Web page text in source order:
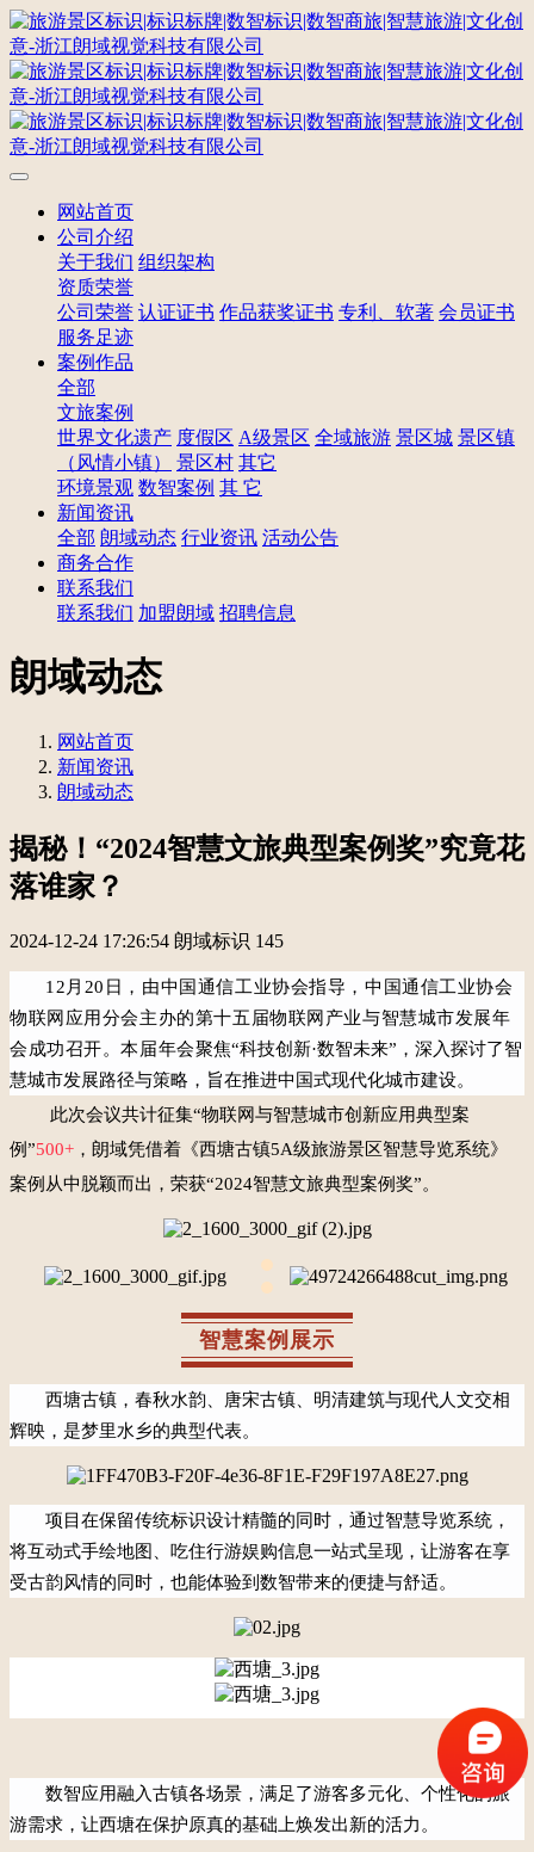
网站首页
公司介绍
关于我们 组织架构
资质荣誉
公司荣誉 认证证书 作品获奖证书 专利、软著 会员证书
服务足迹
案例作品
全部
文旅案例
世界文化遗产 度假区 A级景区 全域旅游 景区城 景区镇
（风情小镇）
景区村 其它
环境景观 数智案例 其 它
新闻资讯
全部 朗域动态 行业资讯 活动公告
商务合作
联系我们
联系我们 加盟朗域 招聘信息
朗域动态
网站首页
新闻资讯
朗域动态
揭秘！“2024智慧文旅典型案例奖”究竟花
落谁家？
2024-12-24 17:26:54 朗域标识 145
12月20日，由中国通信工业协会指导，中国通信工业协会
物联网应用分会主办的第十五届物联网产业与智慧城市发展年
会成功召开。本届年会聚焦“科技创新·数智未来”，深入探讨了智
慧城市发展路径与策略，旨在推进中国式现代化城市建设。
此次会议共计征集“物联网与智慧城市创新应用典型案
例”500+ ，朗域凭借着《西塘古镇5A级旅游景区智慧导览系统》
案例从中脱颖而出，荣获“2024智慧文旅典型案例奖”。
智慧案例展示
西塘古镇，春秋水韵、唐宋古镇、明清建筑与现代人文交相
辉映，是梦里水乡的典型代表。
项目在保留传统标识设计精髓的同时，通过智慧导览系统，
将互动式手绘地图、吃住行游娱购信息一站式呈现，让游客在享
受古韵风情的同时，也能体验到数智带来的便捷与舒适。
数智应用融入古镇各场景，满足了游客多元化、个性化的旅
游需求，让西塘在保护原真的基础上焕发出新的活力。